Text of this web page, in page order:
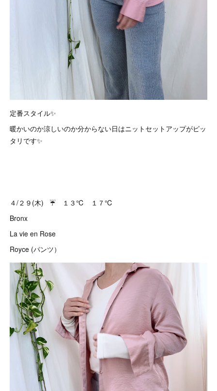
定番スタイル✨
暖かいのか涼しいのか分からない日はニットセットアップがピッ
タリです✨
４/２９(木) ☔️ １３℃ １７℃
Bronx
La vie en Rose
Royce (パンツ）